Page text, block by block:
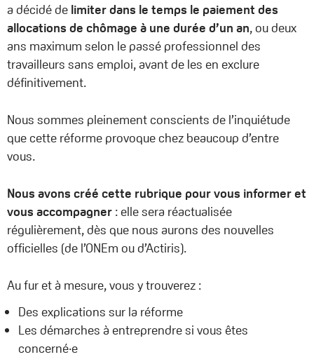
a décidé de limiter dans le temps le paiement des
allocations de chômage à une durée d’un an, ou deux
ans maximum selon le passé professionnel des
travailleurs sans emploi, avant de les en exclure
définitivement.
Nous sommes pleinement conscients de l’inquiétude
que cette réforme provoque chez beaucoup d’entre
vous.
Nous avons créé cette rubrique pour vous informer et
vous accompagner : elle sera réactualisée
régulièrement, dès que nous aurons des nouvelles
officielles (de l’ONEm ou d’Actiris).
Au fur et à mesure, vous y trouverez :
Des explications sur la réforme
Les démarches à entreprendre si vous êtes
concerné·e